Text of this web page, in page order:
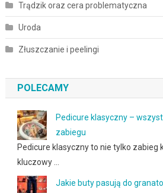
Trądzik oraz cera problematyczna
Uroda
Złuszczanie i peelingi
POLECAMY
Pedicure klasyczny –
zabiegu
Pedicure klasyczny to nie tylko zabieg
kluczowy …
Jakie buty pasują do